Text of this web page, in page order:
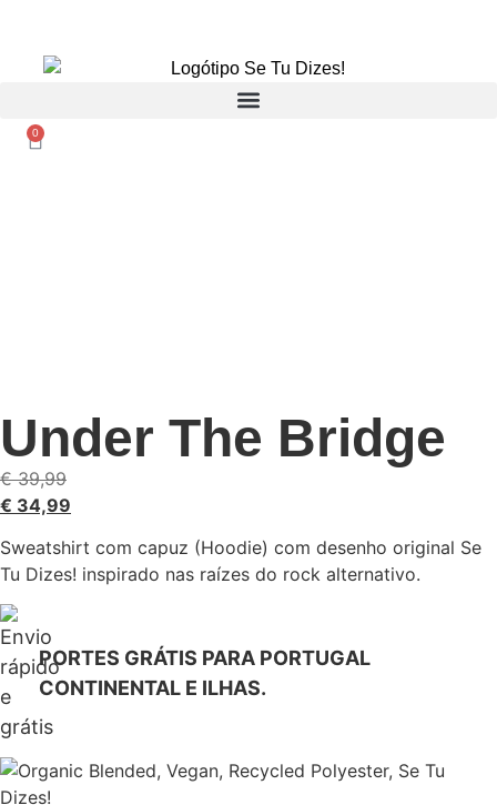
PORTES GRÁTIS A PARTIR DE 9,90€.
0
Under The Bridge
€39,99
€ 34,99
Sweatshirt com capuz (Hoodie) com desenho original Se
Tu Dizes! inspirado nas raízes do rock alternativo.
PORTES GRÁTIS PARA PORTUGAL
CONTINENTAL E ILHAS.